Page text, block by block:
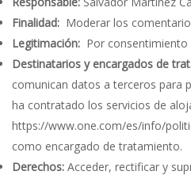
Finalidad: Moderar los
Legitimación: Por consentimiento
Destinatarios y encargados de
comunican datos a terceros para
ha contratado los servicios de
https://www.one.com/es/info/
como encargado de tratamiento.
Derechos: Acceder, rectificar y